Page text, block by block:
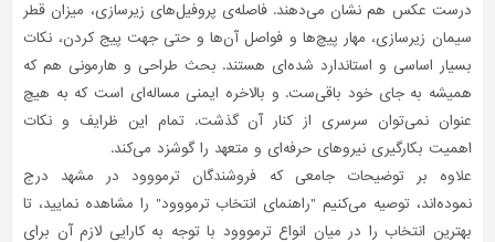
درست عکس هم نشان می‌دهند. فاصله‌ی پروفیل‌های زیرسازی، میزان قطر
سیمان زیرسازی، مهار پیچ‌ها و فواصل آن‌ها و حتی جهت پیج کردن، نکات
بسیار اساسی و استاندارد شده‌ای هستند. بحث طراحی و هارمونی هم که
همیشه به جای خود باقی‌ست. و بالاخره ایمنی مساله‌ای است که به هیچ
عنوان نمی‌توان سرسری از کنار آن گذشت. تمام این ظرایف و نکات
اهمیت بکارگیری نیروهای حرفه‌ای و متعهد را گوشزد می‌کند.
علاوه بر توضیحات جامعی که فروشندگان ترمووود در مشهد درج
نموده‌اند، توصیه می‌کنیم "راهنمای انتخاب ترمووود" را مشاهده نمایید، تا
بهترین انتخاب را در میان انواع ترمووود با توجه به کارایی لازم آن برای